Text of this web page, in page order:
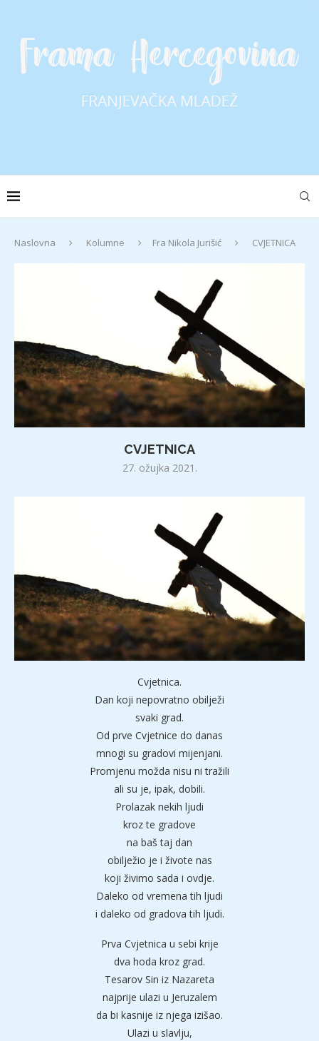
Naslovna Kolumne Fra Nikola Jurišić CVJETNICA
CVJETNICA
27. ožujka 2021.
Cvjetnica.
Dan koji nepovratno obilježi
svaki grad.
Od prve Cvjetnice do danas
mnogi su gradovi mijenjani.
Promjenu možda nisu ni tražili
ali su je, ipak, dobili.
Prolazak nekih ljudi
kroz te gradove
na baš taj dan
obilježio je i živote nas
koji živimo sada i ovdje.
Daleko od vremena tih ljudi
i daleko od gradova tih ljudi.
Prva Cvjetnica u sebi krije
dva hoda kroz grad.
Tesarov Sin iz Nazareta
najprije ulazi u Jeruzalem
da bi kasnije iz njega izišao.
Ulazi u slavlju,